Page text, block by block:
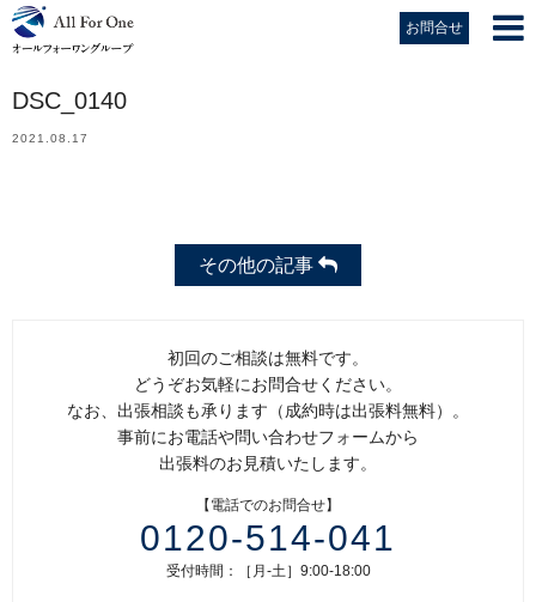
お問合せ
DSC_0140
2021.08.17
その他の記事
初回のご相談は無料です。
どうぞお気軽にお問合せください。
なお、出張相談も承ります（成約時は出張料無料）。
事前にお電話や問い合わせフォームから
出張料のお見積いたします。
【電話でのお問合せ】
0120-514-041
受付時間：［月-土］9:00-18:00